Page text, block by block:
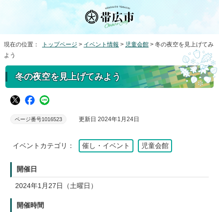
現在の位置： トップページ > イベント情報 > 児童会館 > 冬の夜空を見上げてみ
よう
冬の夜空を見上げてみよう
ページ番号1016523 更新日 2024年1月24日
イベントカテゴリ： 催し・イベント 児童会館
開催日
2024年1月27日（土曜日）
開催時間